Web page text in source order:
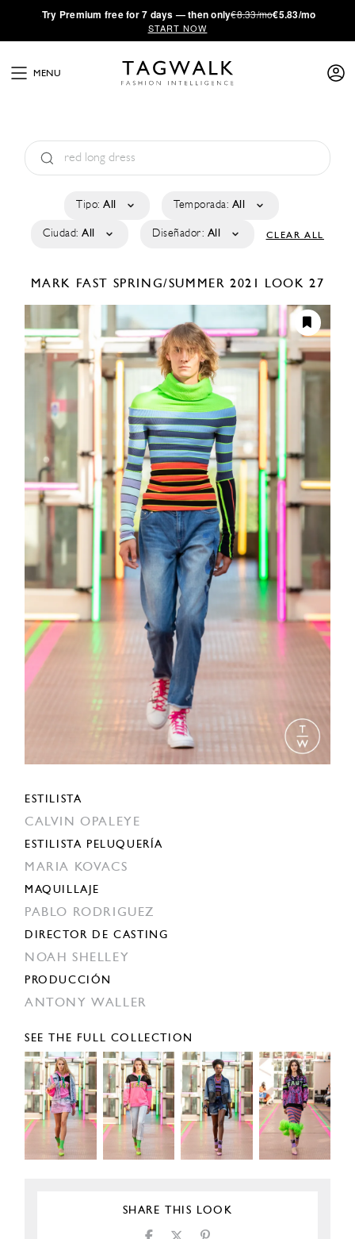
·Try Premium free for 7 days — then only€8.33/mo€5.83/mo
START NOW
MENU
Tipo: All Temporada: All
Ciudad: All Diseñador: All CLEAR ALL
MARK FAST SPRING/SUMMER 2021 LOOK 27
ESTILISTA
CALVIN OPALEYE
ESTILISTA PELUQUERÍA
MARIA KOVACS
MAQUILLAJE
PABLO RODRIGUEZ
DIRECTOR DE CASTING
NOAH SHELLEY
PRODUCCIÓN
ANTONY WALLER
SEE THE FULL COLLECTION
SHARE THIS LOOK